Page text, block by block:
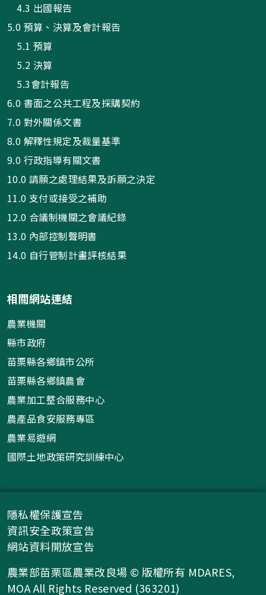
4.3 出國報告
5.0 預算、決算及會計報告
5.1 預算
5.2 決算
5.3會計報告
6.0 書面之公共工程及採購契約
7.0 對外關係文書
8.0 解釋性規定及裁量基準
9.0 行政指導有關文書
10.0 請願之處理結果及訴願之決定
11.0 支付或接受之補助
12.0 合議制機關之會議紀錄
13.0 內部控制聲明書
14.0 自行管制計畫評核結果
相關網站連結
農業機關
縣市政府
苗栗縣各鄉鎮市公所
苗栗縣各鄉鎮農會
農業加工整合服務中心
農產品食安服務專區
農業易遊網
國際土地政策研究訓練中心
隱私權保護宣告
資訊安全政策宣告
網站資料開放宣告
農業部苗栗區農業改良場 © 版權所有 MDARES,
MOA All Rights Reserved (363201)